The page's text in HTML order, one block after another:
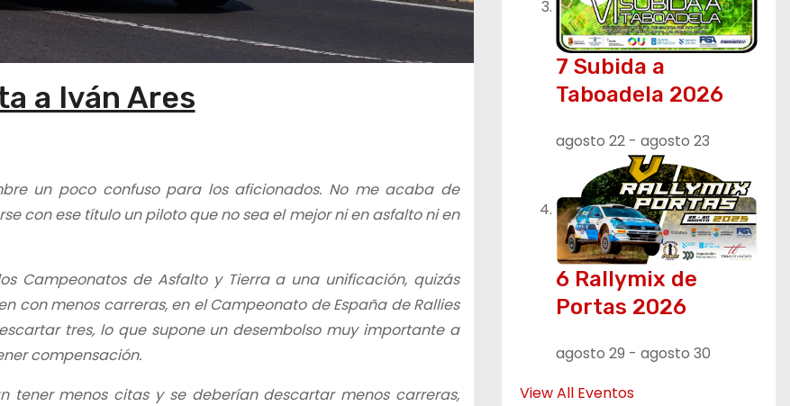
a Iván Ares
un poco confuso para los aficionados. No me acaba de
con ese título un piloto que no sea el mejor ni en asfalto ni en
Campeonatos de Asfalto y Tierra a una unificación, quizás
con menos carreras, en el Campeonato de España de Rallies
tres, lo que supone un desembolso muy importante a
compensación.
tener menos citas y se deberían descartar menos carreras,
7 Subida a
Taboadela 2026
agosto 22 - agosto 23
6 Rallymix de
Portas 2026
agosto 29 - agosto 30
View All Eventos